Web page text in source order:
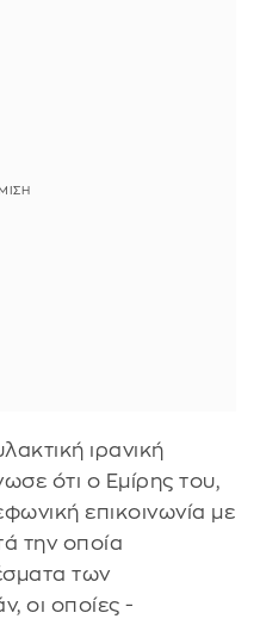
ιρανική
ότι ο Εμίρης του,
επικοινωνία με
την οποία
των
οι οποίες -